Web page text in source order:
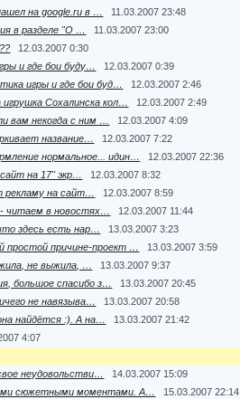
на google.ru в …
11.03.2007 23:48
в разделе "О …
11.03.2007 23:00
12.03.2007 0:30
и где бои буду…
12.03.2007 0:39
игры и где бои буд…
12.03.2007 2:46
Сохалинска кол…
12.03.2007 2:49
вам некогда с ним …
12.03.2007 4:09
название…
12.03.2007 7:22
нормальное... идин…
12.03.2007 22:36
на 17" экр…
12.03.2007 8:32
рекламу на сайт…
12.03.2007 8:59
- читаем в новостях…
12.03.2007 11:44
здесь есть нар…
13.03.2007 3:23
простой причине-проект …
13.03.2007 3:59
не выжила, …
13.03.2007 9:37
большое спасибо з…
13.03.2007 20:45
не навязыва…
13.03.2007 20:58
найдётся :). А на…
13.03.2007 21:42
4:07
неудовольстви…
14.03.2007 15:09
сюжетными моментами. А…
15.03.2007 22:14